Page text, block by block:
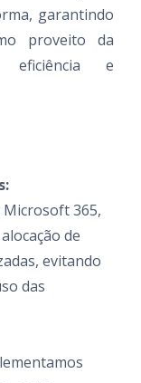
garantindo
proveito da
eficiência e
Microsoft 365,
de
evitando
das